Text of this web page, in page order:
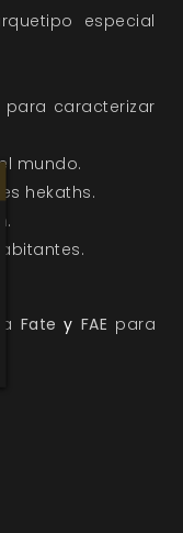
especial
caracterizar
mundo.
hekaths.
Fate y FAE para